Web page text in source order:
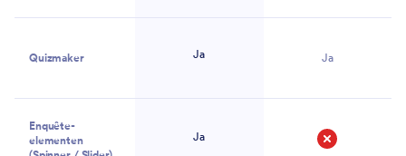
Quizmaker Ja Ja
Enquête-
elementen
Ja